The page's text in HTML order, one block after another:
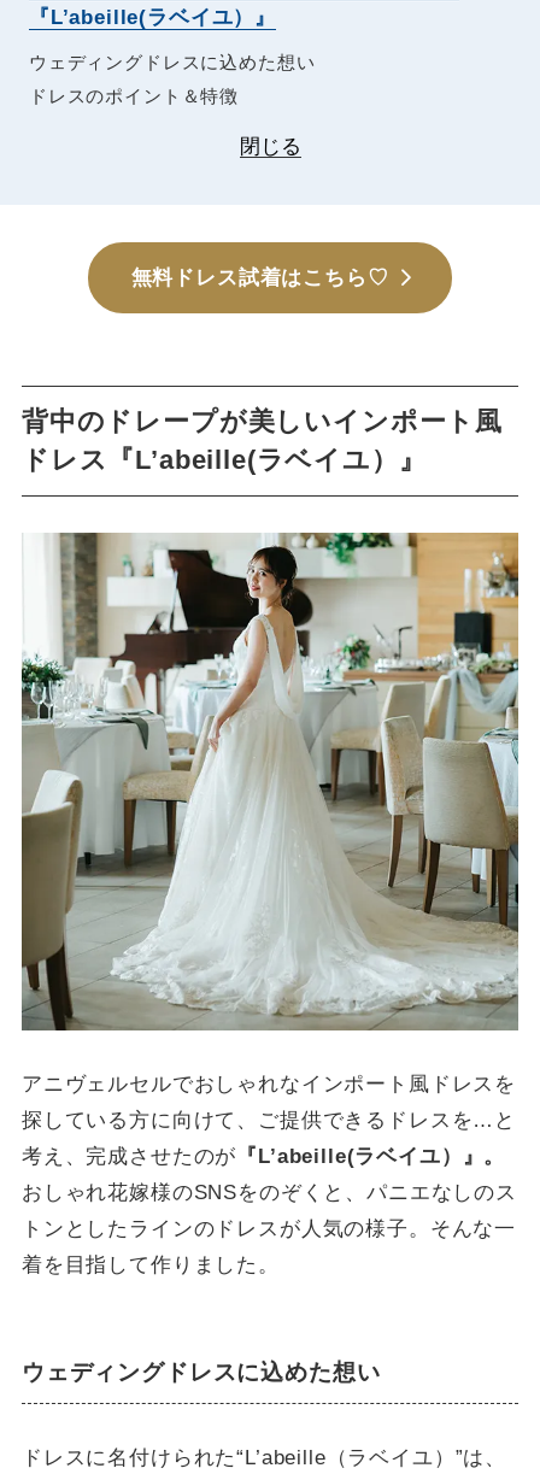
『L’abeille(ラベイユ）』
ウェディングドレスに込めた想い
ドレスのポイント＆特徴
閉じる
無料ドレス試着はこちら♡
背中のドレープが美しいインポート風
ドレス『L’abeille(ラベイユ）』
アニヴェルセルでおしゃれなインポート風ドレスを
探している方に向けて、ご提供できるドレスを…と
考え、完成させたのが 『L’abeille(ラベイユ）』。
おしゃれ花嫁様のSNSをのぞくと、パニエなしのス
トンとしたラインのドレスが人気の様子。そんな一
着を目指して作りました。
ウェディングドレスに込めた想い
ドレスに名付けられた“L’abeille（ラベイユ）”は、